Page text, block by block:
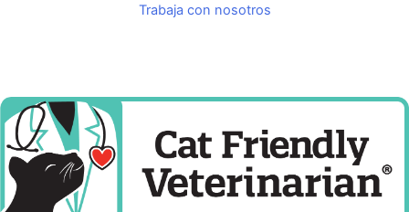
Trabaja con nosotros